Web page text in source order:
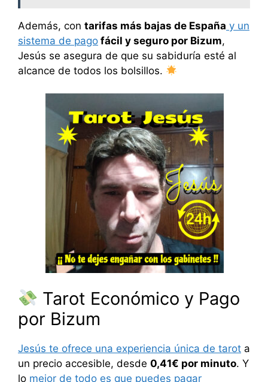
Además, con tarifas más bajas de España y un
sistema de pago fácil y seguro por Bizum,
Jesús se asegura de que su sabiduría esté al
alcance de todos los bolsillos.
Tarot Económico y Pago
por Bizum
Jesús te ofrece una experiencia única de tarot a
un precio accesible, desde 0,41€ por minuto. Y
lo mejor de todo es que puedes pagar